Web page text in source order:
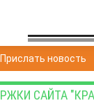
Прислать новость
САЙТА